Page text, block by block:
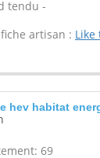
tendu -
artisan : Like
hev habitat
69